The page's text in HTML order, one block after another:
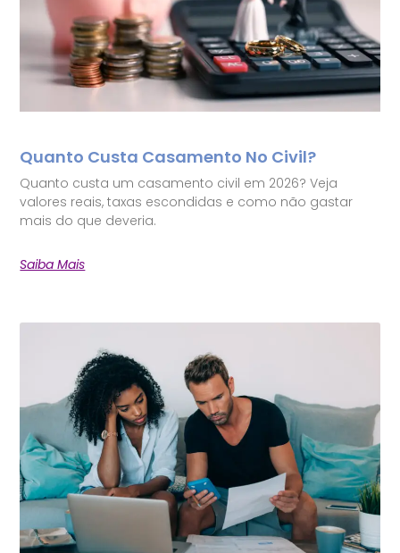
Quanto Custa Casamento No Civil?
Quanto custa um casamento civil em 2026? Veja
valores reais, taxas escondidas e como não gastar
mais do que deveria.
Saiba Mais